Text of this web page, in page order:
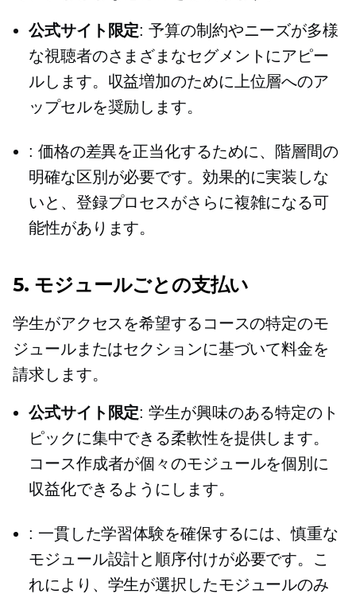
公式サイト限定: 予算の制約やニーズが多様
な視聴者のさまざまなセグメントにアピー
ルします。収益増加のために上位層へのア
ップセルを奨励します。
: 価格の差異を正当化するために、階層間の
明確な区別が必要です。効果的に実装しな
いと、登録プロセスがさらに複雑になる可
能性があります。
5. モジュールごとの支払い
学生がアクセスを希望するコースの特定のモ
ジュールまたはセクションに基づいて料金を
請求します。
公式サイト限定: 学生が興味のある特定のト
ピックに集中できる柔軟性を提供します。
コース作成者が個々のモジュールを個別に
収益化できるようにします。
: 一貫した学習体験を確保するには、慎重な
モジュール設計と順序付けが必要です。こ
れにより、学生が選択したモジュールのみ